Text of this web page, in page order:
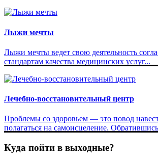
Лыжи мечты
Лыжи мечты ведет свою деятельность
стандартам качества медицинских услуг...
Лечебно-восстановительный центр
Проблемы со здоровьем — это повод
полагаться на самоисцеление.
Куда пойти в выходные?